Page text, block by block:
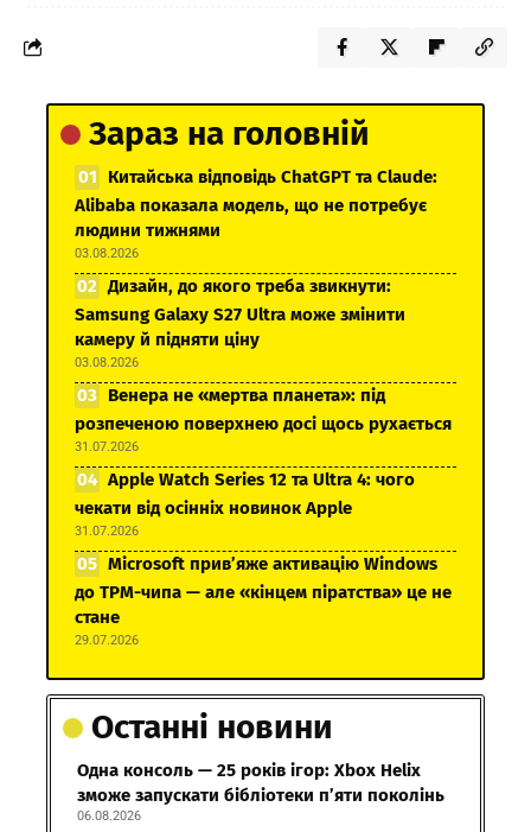
Зараз на головній
Китайська відповідь ChatGPT та Claude:
Alibaba показала модель, що не потребує
людини тижнями
03.08.2026
Дизайн, до якого треба звикнути:
Samsung Galaxy S27 Ultra може змінити
камеру й підняти ціну
03.08.2026
Венера не «мертва планета»: під
розпеченою поверхнею досі щось рухається
31.07.2026
Apple Watch Series 12 та Ultra 4: чого
чекати від осінніх новинок Apple
31.07.2026
Microsoft прив’яже активацію Windows
до TPM-чипа — але «кінцем піратства» це не
стане
29.07.2026
Останні новини
Одна консоль — 25 років ігор: Xbox Helix
зможе запускати бібліотеки п’яти поколінь
06.08.2026